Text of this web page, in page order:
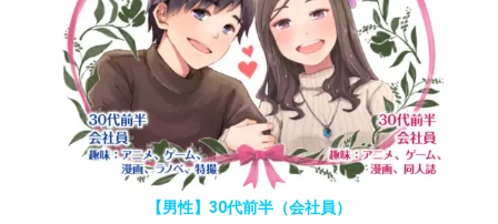
【男性】30代前半（会社員）